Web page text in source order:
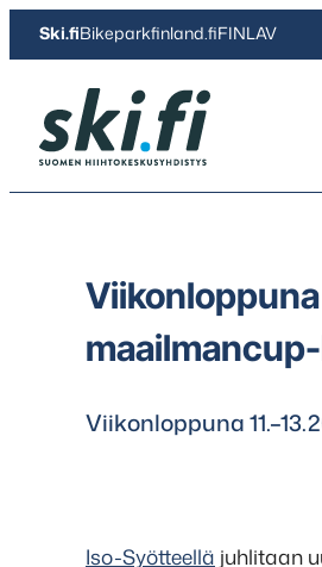
Siirry
sisältöön
Ski.fiBikeparkfinland.fiFINLAV
Ski.fi
Viikonloppuna
Iso-Syötteellä juhlitaan